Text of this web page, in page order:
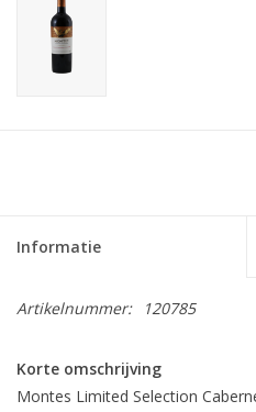
Informatie
Artikelnummer: 120785
Korte omschrijving
Montes Limited Selection